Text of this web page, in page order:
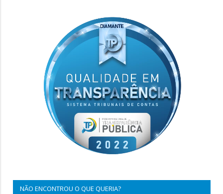
NÃO ENCONTROU O QUE QUERIA?